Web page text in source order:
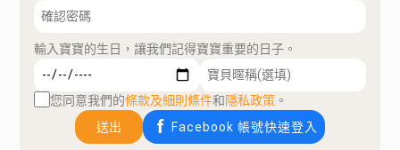
輸入寶寶的生日，讓我們記得寶寶重要的日子。
您同意我們的條款及細則條件和隱私政策 。
送出
Facebook 帳號快速登入